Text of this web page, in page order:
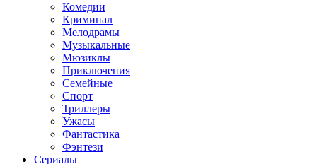
Комедии
Криминал
Мелодрамы
Музыкальные
Мюзиклы
Приключения
Семейные
Спорт
Триллеры
Ужасы
Фантастика
Фэнтези
Сериалы